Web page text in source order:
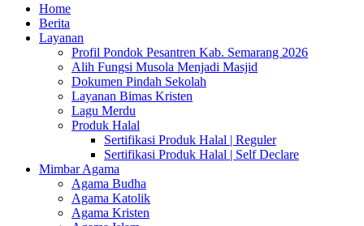
Home
Berita
Layanan
Profil Pondok Pesantren Kab. Semarang 2026
Alih Fungsi Musola Menjadi Masjid
Dokumen Pindah Sekolah
Layanan Bimas Kristen
Lagu Merdu
Produk Halal
Sertifikasi Produk Halal | Reguler
Sertifikasi Produk Halal | Self Declare
Mimbar Agama
Agama Budha
Agama Katolik
Agama Kristen